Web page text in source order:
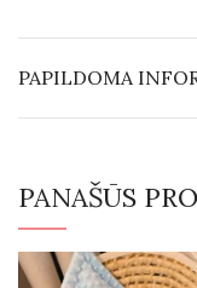
PAPILDOMA
PANAŠŪS